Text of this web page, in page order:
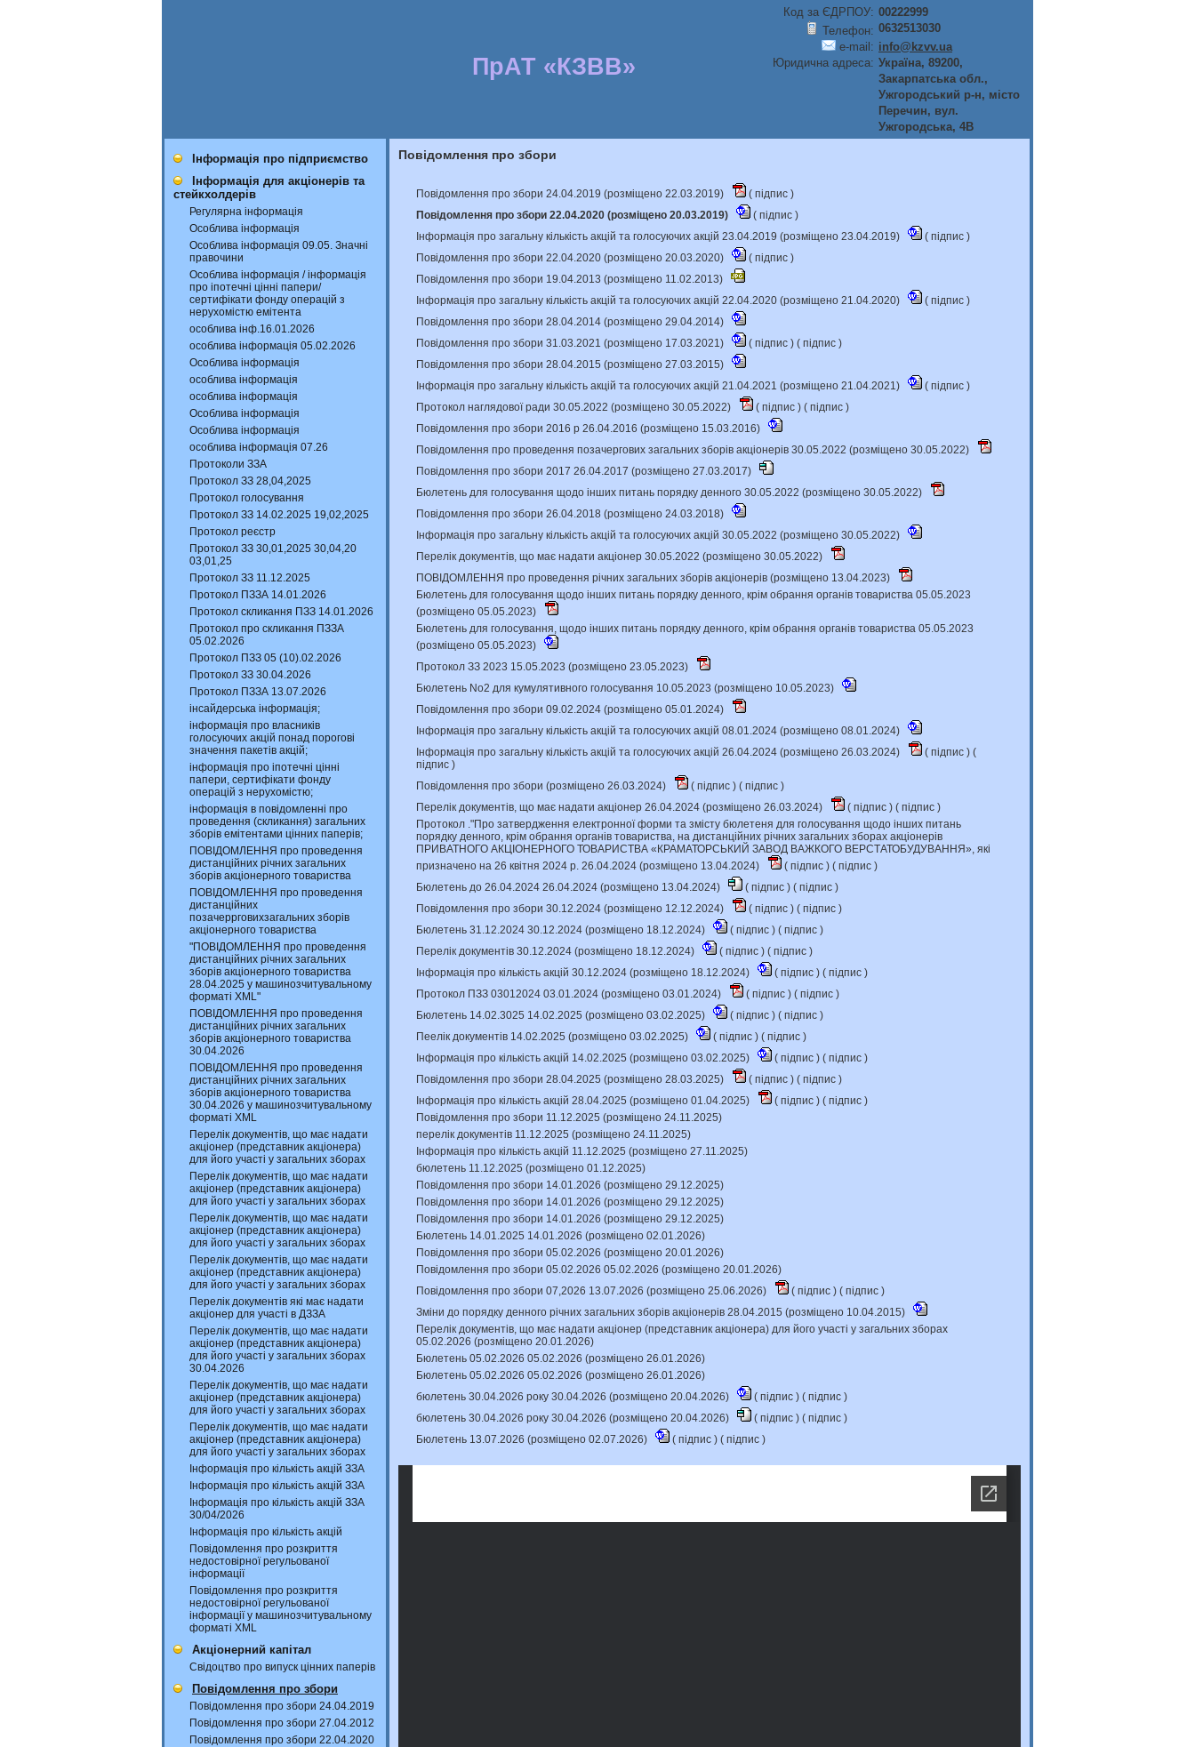
ПрАТ «КЗВВ»
Код за ЄДРПОУ: 00222999
Телефон: 0632513030
e-mail: info@kzvv.ua
Юридична адреса: Україна, 89200,
Закарпатська обл.,
Ужгородський р-н, мiсто
Перечин, вул.
Ужгородська, 4В
Інформація про підприємство
Інформація для акціонерів та
стейкхолдерів
Регулярна інформація
Особлива інформація
Особлива інформація 09.05. Значні
правочини
Особлива інформація / інформація
про іпотечні цінні папери/
сертифікати фонду операцій з
нерухомістю емітента
особлива інф.16.01.2026
особлива інформація 05.02.2026
Особлива інформація
особлива інформація
особлива інформація
Особлива інформація
Особлива інформація
особлива інформація 07.26
Протоколи ЗЗА
Протокол ЗЗ 28,04,2025
Протокол голосування
Протокол ЗЗ 14.02.2025 19,02,2025
Протокол реєстр
Протокол ЗЗ 30,01,2025 30,04,20
03,01,25
Протокол ЗЗ 11.12.2025
Протокол ПЗЗА 14.01.2026
Протокол скликання ПЗЗ 14.01.2026
Протокол про скликання ПЗЗА
05.02.2026
Протокол ПЗЗ 05 (10).02.2026
Протокол ЗЗ 30.04.2026
Протокол ПЗЗА 13.07.2026
інсайдерська інформація;
інформація про власників
голосуючих акцій понад порогові
значення пакетів акцій;
інформація про іпотечні цінні
папери, сертифікати фонду
операцій з нерухомістю;
інформація в повідомленні про
проведення (скликання) загальних
зборів емітентами цінних паперів;
ПОВІДОМЛЕННЯ про проведення
дистанційних річних загальних
зборів акціонерного товариства
ПОВІДОМЛЕННЯ про проведення
дистанційних
позачеррговихзагальних зборів
акціонерного товариства
"ПОВІДОМЛЕННЯ про проведення
дистанційних річних загальних
зборів акціонерного товариства
28.04.2025 у машинозчитувальному
форматі XML"
ПОВІДОМЛЕННЯ про проведення
дистанційних річних загальних
зборів акціонерного товариства
30.04.2026
ПОВІДОМЛЕННЯ про проведення
дистанційних річних загальних
зборів акціонерного товариства
30.04.2026 у машинозчитувальному
форматі XML
Перелік документів, що має надати
акціонер (представник акціонера)
для його участі у загальних зборах
Перелік документів, що має надати
акціонер (представник акціонера)
для його участі у загальних зборах
Перелік документів, що має надати
акціонер (представник акціонера)
для його участі у загальних зборах
Перелік документів, що має надати
акціонер (представник акціонера)
для його участі у загальних зборах
Перелік документів які має надати
акціонер для участі в ДЗЗА
Перелік документів, що має надати
акціонер (представник акціонера)
для його участі у загальних зборах
30.04.2026
Перелік документів, що має надати
акціонер (представник акціонера)
для його участі у загальних зборах
Перелік документів, що має надати
акціонер (представник акціонера)
для його участі у загальних зборах
Інформація про кількість акцій ЗЗА
Інформація про кількість акцій ЗЗА
Інформація про кількість акцій ЗЗА
30/04/2026
Інформація про кількість акцій
Повідомлення про розкриття
недостовірної регульованої
інформації
Повідомлення про розкриття
недостовірної регульованої
інформації у машинозчитувальному
форматі XML
Акціонерний капітал
Свідоцтво про випуск цінних паперів
Повідомлення про збори
Повідомлення про збори 24.04.2019
Повідомлення про збори 27.04.2012
Повідомлення про збори 22.04.2020
Повідомлення про збори
Повідомлення про збори 24.04.2019 (розміщено 22.03.2019) ( підпис )
Повідомлення про збори 22.04.2020 (розміщено 20.03.2019)
( підпис )
Інформація про загальну кількість акцій та голосуючих акцій 23.04.2019 (розміщено 23.04.2019)
( підпис )
Повідомлення про збори 22.04.2020 (розміщено 20.03.2020)
( підпис )
Повідомлення про збори 19.04.2013 (розміщено 11.02.2013)
Інформація про загальну кількість акцій та голосуючих акцій 22.04.2020 (розміщено 21.04.2020)
( підпис )
Повідомлення про збори 28.04.2014 (розміщено 29.04.2014)
Повідомлення про збори 31.03.2021 (розміщено 17.03.2021)
( підпис ) ( підпис )
Повідомлення про збори 28.04.2015 (розміщено 27.03.2015)
Інформація про загальну кількість акцій та голосуючих акцій 21.04.2021 (розміщено 21.04.2021)
( підпис )
Протокол наглядової ради 30.05.2022 (розміщено 30.05.2022)
( підпис ) ( підпис )
Повідомлення про збори 2016 р 26.04.2016 (розміщено 15.03.2016)
Повідомлення про проведення позачергових загальних зборів акціонерів 30.05.2022 (розміщено 30.05.2022)
Повідомлення про збори 2017 26.04.2017 (розміщено 27.03.2017)
Бюлетень для голосування щодо інших питань порядку денного 30.05.2022 (розміщено 30.05.2022)
Повідомлення про збори 26.04.2018 (розміщено 24.03.2018)
Інформація про загальну кількість акцій та голосуючих акцій 30.05.2022 (розміщено 30.05.2022)
Перелік документів, що має надати акціонер 30.05.2022 (розміщено 30.05.2022)
ПОВІДОМЛЕННЯ про проведення річних загальних зборів акціонерів (розміщено 13.04.2023)
Бюлетень для голосування щодо інших питань порядку денного, крім обрання органів товариства 05.05.2023
(розміщено 05.05.2023)
Бюлетень для голосування, щодо інших питань порядку денного, крім обрання органів товариства 05.05.2023
(розміщено 05.05.2023)
Протокол ЗЗ 2023 15.05.2023 (розміщено 23.05.2023)
Бюлетень No2 для кумулятивного голосування 10.05.2023 (розміщено 10.05.2023)
Повідомлення про збори 09.02.2024 (розміщено 05.01.2024)
Інформація про загальну кількість акцій та голосуючих акцій 08.01.2024 (розміщено 08.01.2024)
Інформація про загальну кількість акцій та голосуючих акцій 26.04.2024 (розміщено 26.03.2024)
( підпис ) (
підпис )
Повідомлення про збори (розміщено 26.03.2024)
( підпис ) ( підпис )
Перелік документів, що має надати акціонер 26.04.2024 (розміщено 26.03.2024)
( підпис ) ( підпис )
Протокол ."Про затвердження електронної форми та змісту бюлетеня для голосування щодо інших питань
порядку денного, крім обрання органів товариства, на дистанційних річних загальних зборах акціонерів
ПРИВАТНОГО АКЦІОНЕРНОГО ТОВАРИСТВА «КРАМАТОРСЬКИЙ ЗАВОД ВАЖКОГО ВЕРСТАТОБУДУВАННЯ», які
призначено на 26 квітня 2024 р. 26.04.2024 (розміщено 13.04.2024)
( підпис ) ( підпис )
Бюлетень до 26.04.2024 26.04.2024 (розміщено 13.04.2024)
( підпис ) ( підпис )
Повідомлення про збори 30.12.2024 (розміщено 12.12.2024)
( підпис ) ( підпис )
Бюлетень 31.12.2024 30.12.2024 (розміщено 18.12.2024)
( підпис ) ( підпис )
Перелік документів 30.12.2024 (розміщено 18.12.2024)
( підпис ) ( підпис )
Інформація про кількість акцій 30.12.2024 (розміщено 18.12.2024)
( підпис ) ( підпис )
Протокол ПЗЗ 03012024 03.01.2024 (розміщено 03.01.2024)
( підпис ) ( підпис )
Бюлетень 14.02.3025 14.02.2025 (розміщено 03.02.2025)
( підпис ) ( підпис )
Пеелік документів 14.02.2025 (розміщено 03.02.2025)
( підпис ) ( підпис )
Інформація про кількість акцій 14.02.2025 (розміщено 03.02.2025)
( підпис ) ( підпис )
Повідомлення про збори 28.04.2025 (розміщено 28.03.2025)
( підпис ) ( підпис )
Інформація про кількість акцій 28.04.2025 (розміщено 01.04.2025)
( підпис ) ( підпис )
Повідомлення про збори 11.12.2025 (розміщено 24.11.2025)
перелік документів 11.12.2025 (розміщено 24.11.2025)
Інформація про кількість акцій 11.12.2025 (розміщено 27.11.2025)
бюлетень 11.12.2025 (розміщено 01.12.2025)
Повідомлення про збори 14.01.2026 (розміщено 29.12.2025)
Повідомлення про збори 14.01.2026 (розміщено 29.12.2025)
Повідомлення про збори 14.01.2026 (розміщено 29.12.2025)
Бюлетень 14.01.2025 14.01.2026 (розміщено 02.01.2026)
Повідомлення про збори 05.02.2026 (розміщено 20.01.2026)
Повідомлення про збори 05.02.2026 05.02.2026 (розміщено 20.01.2026)
Повідомлення про збори 07,2026 13.07.2026 (розміщено 25.06.2026)
( підпис ) ( підпис )
Зміни до порядку денного річних загальних зборів акціонерів 28.04.2015 (розміщено 10.04.2015)
Перелік документів, що має надати акціонер (представник акціонера) для його участі у загальних зборах
05.02.2026 (розміщено 20.01.2026)
Бюлетень 05.02.2026 05.02.2026 (розміщено 26.01.2026)
Бюлетень 05.02.2026 05.02.2026 (розміщено 26.01.2026)
бюлетень 30.04.2026 року 30.04.2026 (розміщено 20.04.2026)
( підпис ) ( підпис )
бюлетень 30.04.2026 року 30.04.2026 (розміщено 20.04.2026)
( підпис ) ( підпис )
Бюлетень 13.07.2026 (розміщено 02.07.2026)
( підпис ) ( підпис )